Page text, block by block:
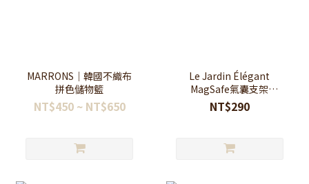
MARRONS｜韓國不織布
拼色儲物籃
NT$450 ~ NT$650
Le Jardin Élégant
MagSafe氣囊支架
（6color）
NT$290